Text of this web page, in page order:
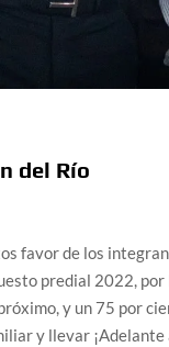
del Río
favor de los
predial 2022,
y un 75 por
y llevar ¡Adelante